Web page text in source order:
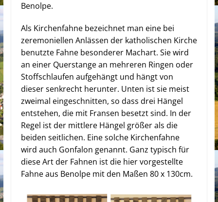
Benolpe.
Als Kirchenfahne bezeichnet man eine bei
zeremoniellen Anlässen der katholischen Kirche
benutzte Fahne besonderer Machart. Sie wird
an einer Querstange an mehreren Ringen oder
Stoffschlaufen aufgehängt und hängt von
dieser senkrecht herunter. Unten ist sie meist
zweimal eingeschnitten, so dass drei Hängel
entstehen, die mit Fransen besetzt sind. In der
Regel ist der mittlere Hängel größer als die
beiden seitlichen. Eine solche Kirchenfahne
wird auch Gonfalon genannt. Ganz typisch für
diese Art der Fahnen ist die hier vorgestellte
Fahne aus Benolpe mit den Maßen 80 x 130cm.